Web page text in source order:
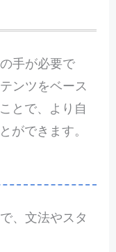
手が必要で
ンツをベース
とで、より自
ができます。
、文法やスタ